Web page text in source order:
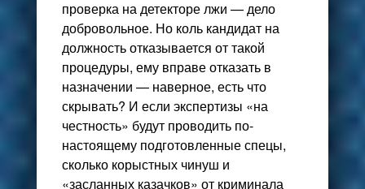
проверка на детекторе лжи — дело
добровольное. Но коль кандидат на
должность отказывается от такой
процедуры, ему вправе отказать в
назначении — наверное, есть что
скрывать? И если экспертизы «на
честность» будут проводить по-
настоящему подготовленные спецы,
сколько корыстных чинуш и
«засланных казачков» от криминала